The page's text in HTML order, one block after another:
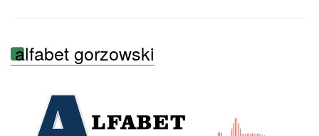
alfabet gorzowski